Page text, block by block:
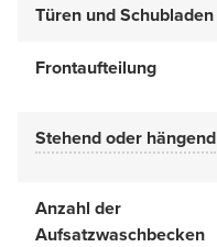
Türen und Schubladen
Frontaufteilung
Stehend oder hängend
Anzahl der
Aufsatzwaschbecken